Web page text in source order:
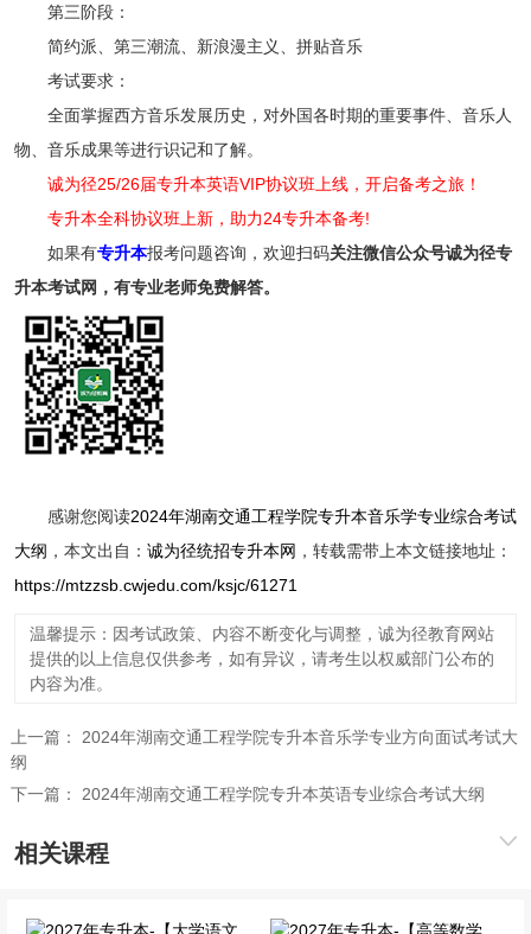
第三阶段：
简约派、第三潮流、新浪漫主义、拼贴音乐
考试要求：
全面掌握西方音乐发展历史，对外国各时期的重要事件、音乐人
物、音乐成果等进行识记和了解。
诚为径25/26届专升本英语VIP协议班上线，开启备考之旅！
专升本全科协议班上新，助力24专升本备考!
如果有专升本报考问题咨询，欢迎扫码关注微信公众号诚为径专
升本考试网，有专业老师免费解答。
感谢您阅读2024年湖南交通工程学院专升本音乐学专业综合考试
大纲 ，本文出自： 诚为径统招专升本网 ，转载需带上本文链接地址：
https://mtzzsb.cwjedu.com/ksjc/61271
温馨提示：因考试政策、内容不断变化与调整，诚为径教育网站
提供的以上信息仅供参考，如有异议，请考生以权威部门公布的
内容为准。
上一篇： 2024年湖南交通工程学院专升本音乐学专业方向面试考试大
纲
下一篇： 2024年湖南交通工程学院专升本英语专业综合考试大纲
相关课程